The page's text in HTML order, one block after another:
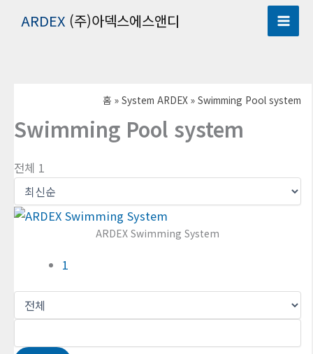
ARDEX (주)아덱스에스앤디
홈 System ARDEX Swimming Pool system
Swimming Pool system
전체 1
ARDEX Swimming System
1